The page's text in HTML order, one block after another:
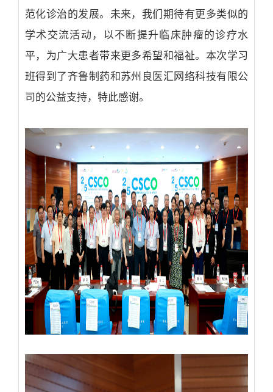
范化诊治的发展。未来，我们期待有更多类似的
学术交流活动，以不断提升临床肿瘤的诊疗水
平，为广大患者带来更多希望和福祉。本次学习
班得到了齐鲁制药和苏州良医汇网络科技有限公
司的公益支持，特此感谢。